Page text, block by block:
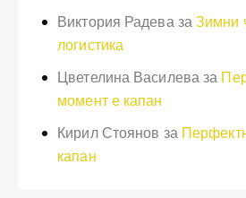
Виктория РадевазаЗимни
логистика
Цветелина Василева за
момент е капан
Кирил Стоянов за
капан